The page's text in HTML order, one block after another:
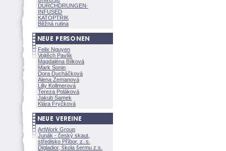
DURCHDRUNGEN·
INFUSED
KATOPTRIK
Běžná rutina
Felix Nguyen
Vojtěch Pavlík
Magdaléna Bílkov
Mark Sonin
Dora Ducháčkov
Alena Zemanov
Lilly Kollmerov
Tereza Polákov
Jakub Samek
Klára Fryčkov
ArtWork Group
Junák - český skaut,
středisko Příbor, z. s.
Digladior, škola šermu z.s.